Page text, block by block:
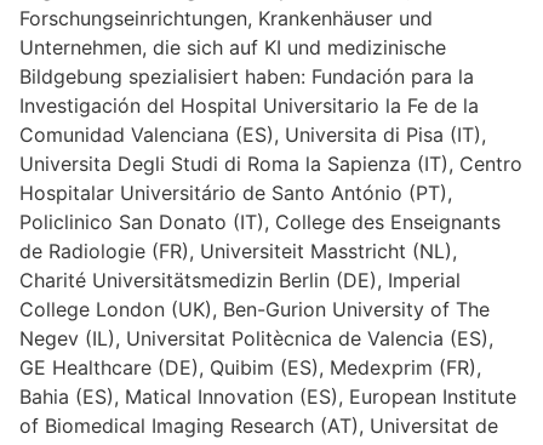
Forschungseinrichtungen, Krankenhäuser und
Unternehmen, die sich auf KI und medizinische
Bildgebung spezialisiert haben: Fundación para la
Investigación del Hospital Universitario la Fe de la
Comunidad Valenciana (ES), Universita di Pisa (IT),
Universita Degli Studi di Roma la Sapienza (IT), Centro
Hospitalar Universitário de Santo António (PT),
Policlinico San Donato (IT), College des Enseignants
de Radiologie (FR), Universiteit Masstricht (NL),
Charité Universitätsmedizin Berlin (DE), Imperial
College London (UK), Ben-Gurion University of The
Negev (IL), Universitat Politècnica de Valencia (ES),
GE Healthcare (DE), Quibim (ES), Medexprim (FR),
Bahia (ES), Matical Innovation (ES), European Institute
of Biomedical Imaging Research (AT), Universitat de